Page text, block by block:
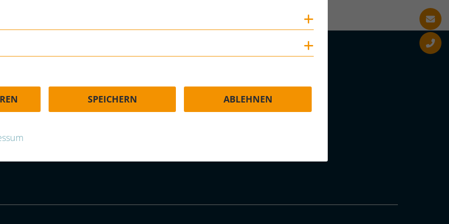
Cookies anzeigen
Cookies anzeigen
SPEICHERN ABLEHNEN